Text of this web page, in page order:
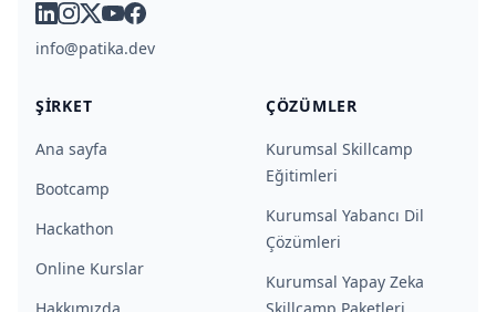
linkedin
instagram
x youtube
facebook
info@patika.dev
ŞIRKET
Ana sayfa
Bootcamp
Hackathon
Online Kurslar
ÇÖZÜMLER
Kurumsal Skillcamp
Eğitimleri
Kurumsal Yabancı Dil
Çözümleri
Kurumsal Yapay Zeka